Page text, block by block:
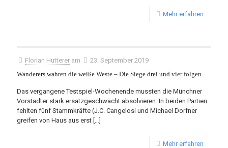
Mehr erfahren
Florian Hutterer am
23. September 2019
Wanderers wahren die weiße Weste – Die Siege drei und vier folgen
Das vergangene Testspiel-Wochenende mussten die Münchner
Vorstädter stark ersatzgeschwächt absolvieren. In beiden Partien
fehlten fünf Stammkräfte (J.C. Cangelosi und Michael Dorfner
greifen von Haus aus erst […]
Mehr erfahren